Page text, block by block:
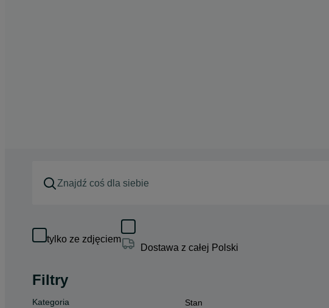
tylko ze zdjęciem
Dostawa z całej Polski
Filtry
Kategoria Stan